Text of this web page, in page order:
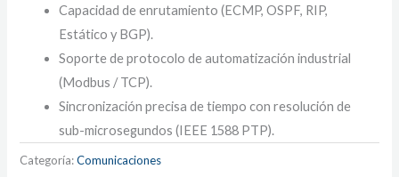
Capacidad de enrutamiento (ECMP, OSPF, RIP,
Estático y BGP).
Soporte de protocolo de automatización industrial
(Modbus / TCP).
Sincronización precisa de tiempo con resolución de
sub-microsegundos (IEEE 1588 PTP).
Categoría:Comunicaciones